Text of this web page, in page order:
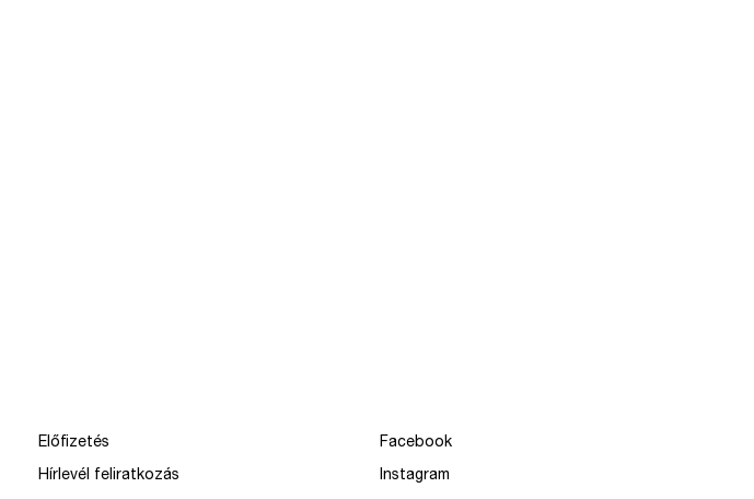
Előfizetés
Hírlevél feliratkozás
Facebook
Instagram